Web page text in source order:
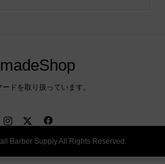
ドを取り扱っています。
Barber Supply All Rights Reserved.